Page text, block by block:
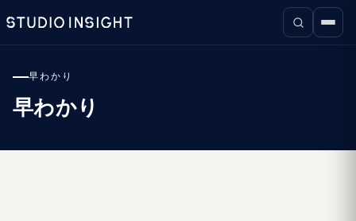
早わかり
早わかり